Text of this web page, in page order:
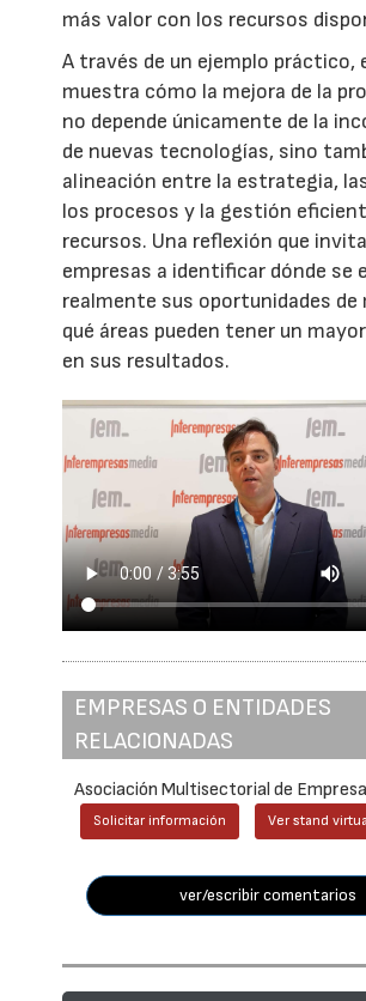
más valor con los recursos
A través de un ejemplo práctico,
muestra cómo la mejora de la
no depende únicamente de la
de nuevas tecnologías, sino
alineación entre la estrategia,
los procesos y la gestión
recursos. Una reflexión que
empresas a identificar dónde se
realmente sus oportunidades de
qué áreas pueden tener un
en sus resultados.
EMPRESAS O ENTIDADES
RELACIONADAS
Asociación Multisectorial de
Solicitar información Ver stand
ver/escribir comentarios